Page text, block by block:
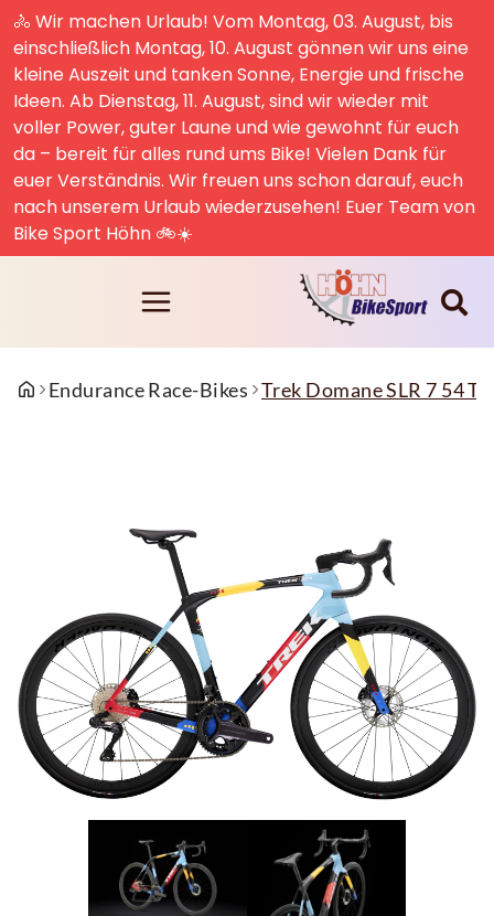
🚴 Wir machen Urlaub! Vom Montag, 03. August, bis
einschließlich Montag, 10. August gönnen wir uns eine
kleine Auszeit und tanken Sonne, Energie und frische
Ideen. Ab Dienstag, 11. August, sind wir wieder mit
voller Power, guter Laune und wie gewohnt für euch
da – bereit für alles rund ums Bike! Vielen Dank für
euer Verständnis. Wir freuen uns schon darauf, euch
nach unserem Urlaub wiederzusehen! Euer Team von
Bike Sport Höhn 🚲☀️
Endurance Race-Bikes Trek Domane SLR 7 54